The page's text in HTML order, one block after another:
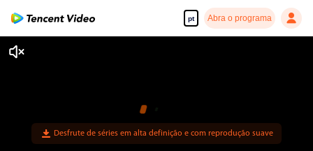
pt Abra o programa
Desfrute de séries em alta definição e com reprodução suave